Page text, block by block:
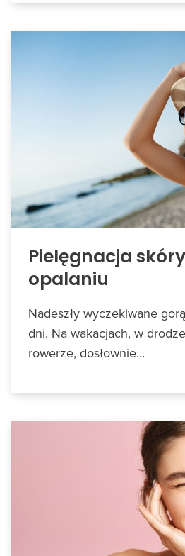
Pielęgnacja
opalaniu
Nadeszły wyczekiwane
dni. Na wakacjach, w
rowerze, dosłownie…